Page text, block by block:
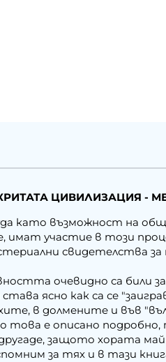
ЦИВИЛИЗАЦИЯ -
като възможност на
имат участие в този
свидетелства за
очевидно са били
ясно как са се
в долмените и във
това е описано
защото хората
за тях и в тази